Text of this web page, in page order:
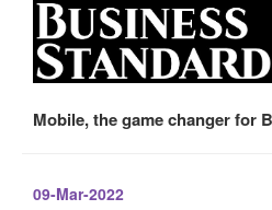
Mobile, the game changer for
09-Mar-2022